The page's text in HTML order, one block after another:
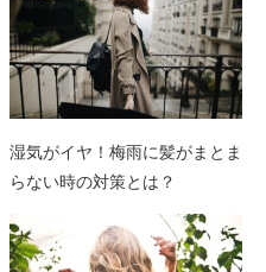
湿気がイヤ！梅雨に髪がまとま
らない時の対策とは？